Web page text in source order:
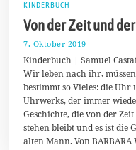
KINDERBUCH
Von der Zeit und
7. Oktober 2019
.
O
k
t
b
e
r
Kinderbuch | Samuel
Wir leben nach ihr,
bestimmt so Vieles: die Uhr
Uhrwerks, der immer
Geschichte, die von der
stehen bleibt und es ist die
alten Mann. Von BARBARA